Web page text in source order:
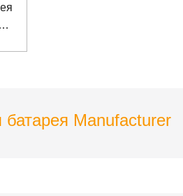
батарея Manufacturer